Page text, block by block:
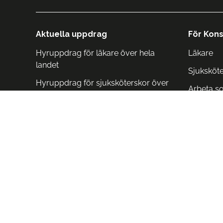
Aktuella uppdrag
Hyruppdrag för läkare över hela
landet
Hyruppdrag för sjuksköterskor över
För
Läkare
Arbeta